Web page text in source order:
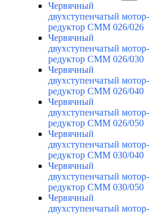
Червячный
двухступенчатый мотор-
редуктор CMM 026/026
Червячный
двухступенчатый мотор-
редуктор CMM 026/030
Червячный
двухступенчатый мотор-
редуктор CMM 026/040
Червячный
двухступенчатый мотор-
редуктор CMM 026/050
Червячный
двухступенчатый мотор-
редуктор CMM 030/040
Червячный
двухступенчатый мотор-
редуктор CMM 030/050
Червячный
двухступенчатый мотор-